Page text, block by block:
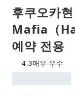
후쿠오카
Mafia（
예약 전용
4.3매우 우수